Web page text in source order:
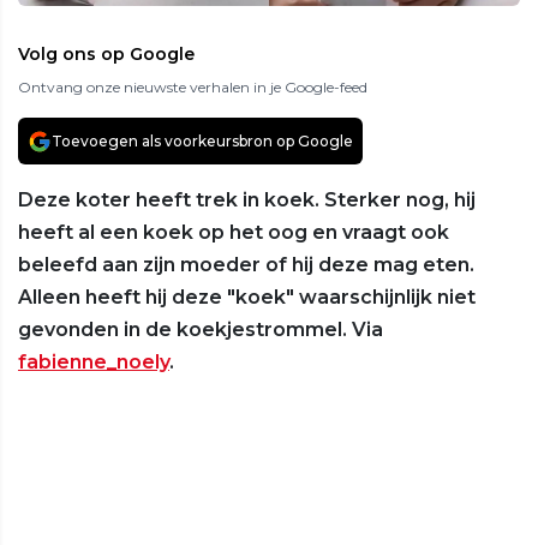
Volg ons op Google
Ontvang onze nieuwste verhalen in je Google-feed
Toevoegen als voorkeursbron op Google
Deze koter heeft trek in koek. Sterker nog, hij
heeft al een koek op het oog en vraagt ook
beleefd aan zijn moeder of hij deze mag eten.
Alleen heeft hij deze "koek" waarschijnlijk niet
gevonden in de koekjestrommel. Via
fabienne_noely.